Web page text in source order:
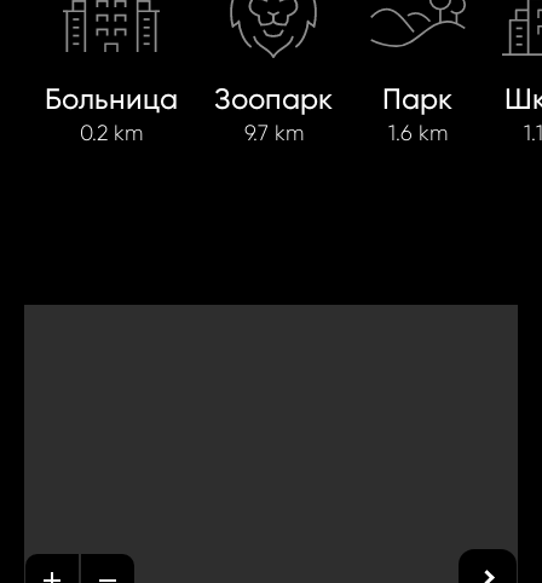
Больница
0.2 km
Зоопарк
9.7 km
Парк
1.6 km